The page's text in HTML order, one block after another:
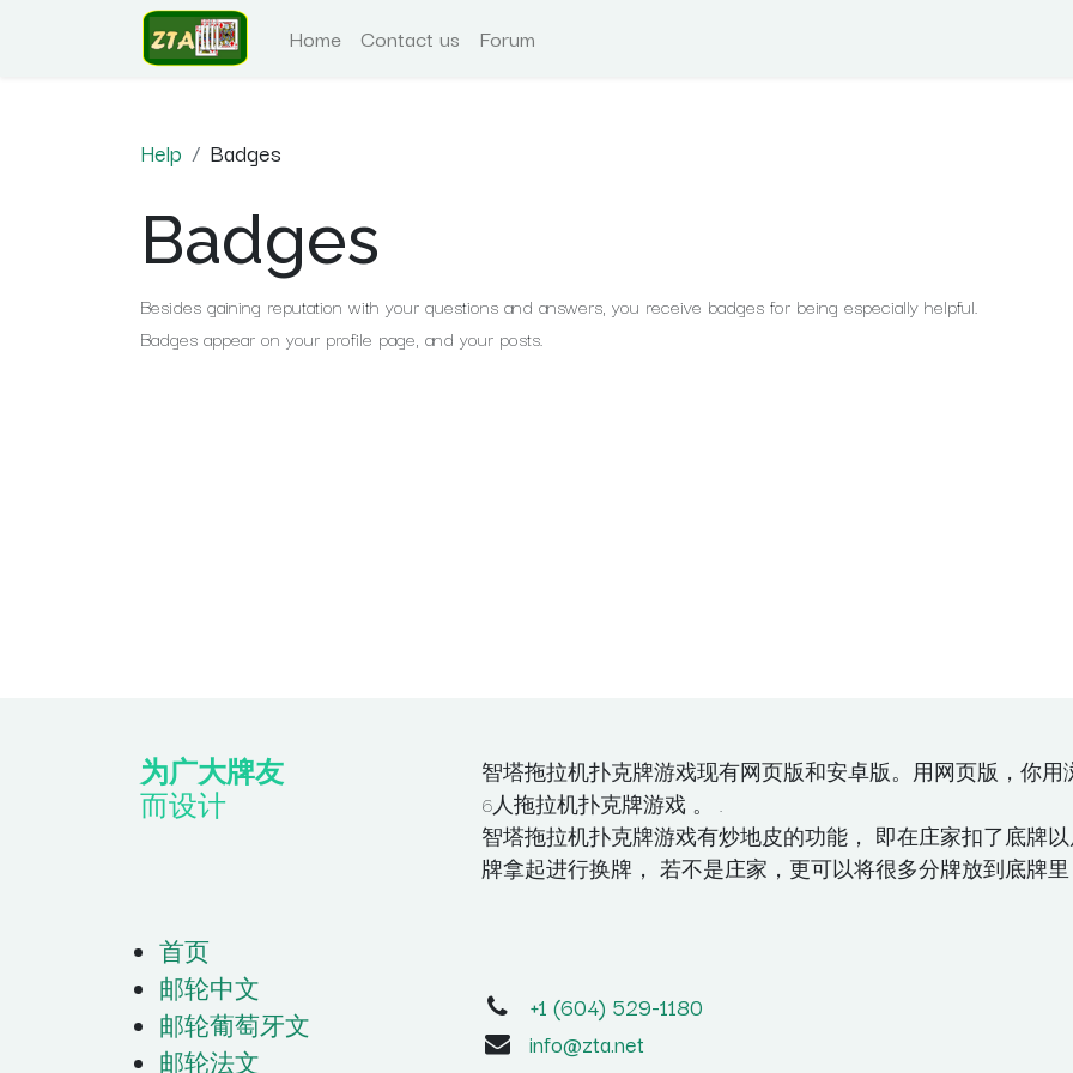
Home Contact us Forum
Help Badges
Badges
Besides gaining reputation with your questions and answers, you receive badges for being especially helpful.
Badges appear on your profile page, and your posts.
为广大牌友
而设计
智塔拖拉机扑克牌游戏现有网页版和安卓版。用网页版，你
6人拖拉机扑克牌游戏 。 .
智塔拖拉机扑克牌游戏有炒地皮的功能， 即在庄家扣了底牌
牌拿起进行换牌， 若不是庄家，更可以将很多分牌放到底牌里
首页
邮轮中文
邮轮葡萄牙文
邮轮法文
+1 (604) 529-1180
info@zta.net